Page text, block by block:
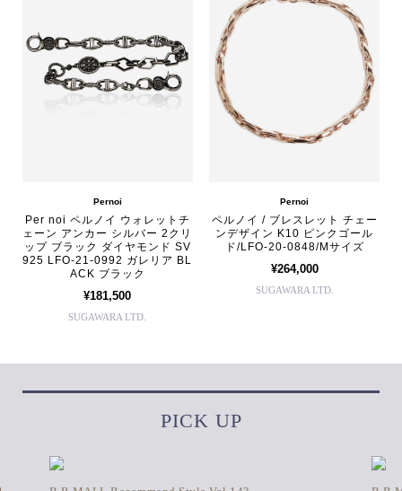
Pernoi
Per noi ペルノイ ウォレットチ
ェーン アンカー シルバー 2クリ
ップ ブラック ダイヤモンド SV
925 LFO-21-0992 ガレリア BL
ACK ブラック
¥181,500
SUGAWARA LTD.
Pernoi
ペルノイ / ブレスレット チェー
ンデザイン K10 ピンクゴール
ド/LFO-20-0848/Mサイズ
¥264,000
SUGAWARA LTD.
PICK UP